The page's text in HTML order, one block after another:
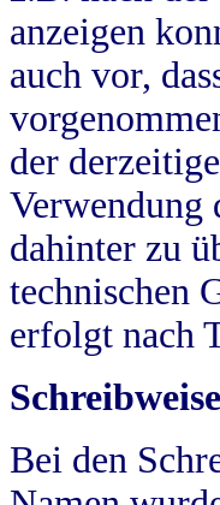
anzeigen
auch vor,
der
Verwendung
dahinter zu
technischen
erfolgt nach
Bei den